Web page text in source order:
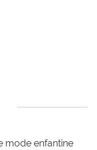
mode enfantine